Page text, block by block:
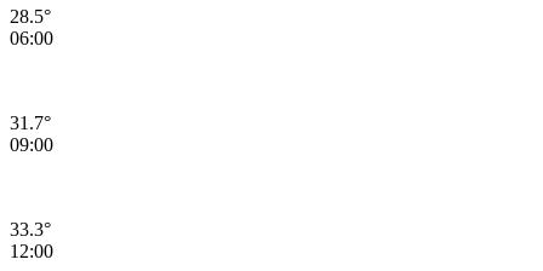
28.5°
06:00
31.7°
09:00
33.3°
12:00